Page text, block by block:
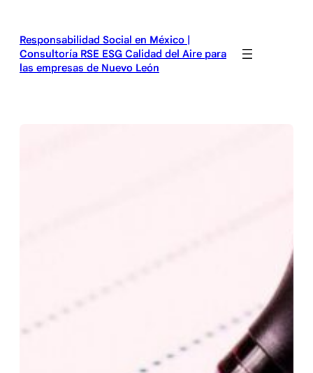
contenido
Responsabilidad Social en México |
Consultoría RSE ESG Calidad del Aire para
las empresas de Nuevo León